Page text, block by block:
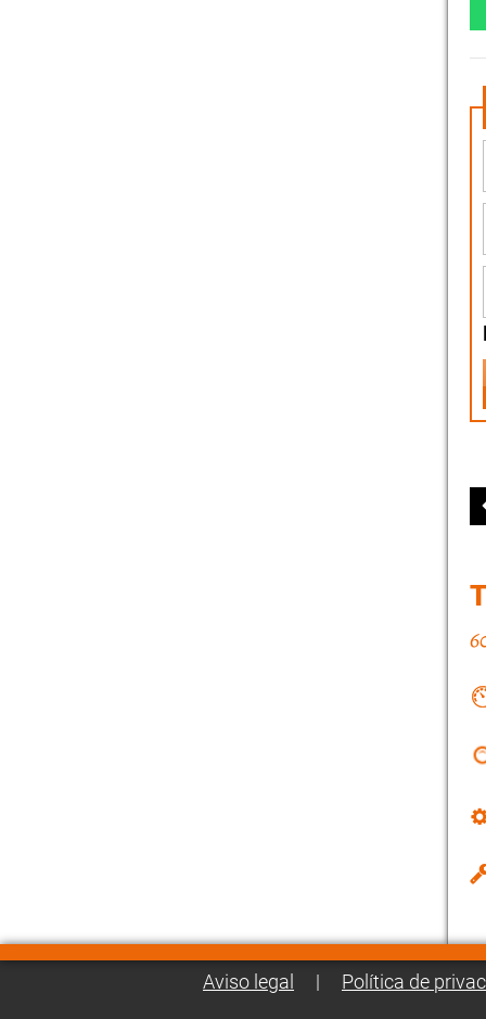
Aviso legal | Política de